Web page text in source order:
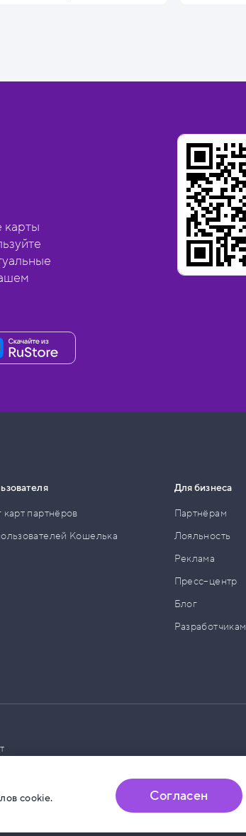
карты
карт партнёров
Кошелька
Для бизнеса
Партнёрам
Лояльность
Реклама
Пресс–центр
Блог
Разработчикам
cookie.
Согласен